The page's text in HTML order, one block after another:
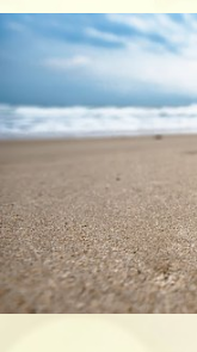
アオリヤエ
今帰仁ノロ殿内、
心、清浄
内在神、直感
我が子へ、出会
波動、揚げる、心
琉球の祈り、ノロ
分、グスク祭祀
生きる、幸せ、安